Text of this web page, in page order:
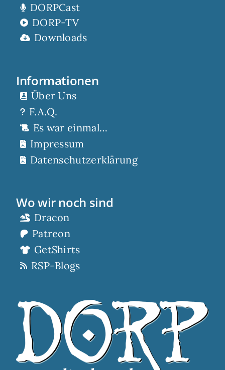
DORPCast
DORP-TV
Downloads
Informationen
Über Uns
F.A.Q.
Es war einmal…
Impressum
Datenschutzerklärung
Wo wir noch sind
Dracon
Patreon
GetShirts
RSP-Blogs